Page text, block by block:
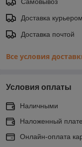
Доставка курьером
Доставка почтой
Все условия
Условия оплаты
Наличными
Наложенный
Онлайн-оплата